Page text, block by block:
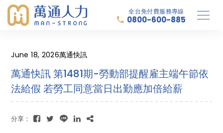
全台免付費服務專線
0800-600-885
June 18, 2026萬通快訊
萬通快訊 第1481期-勞動部提醒雇主端午節依
法給假 若勞工同意當日出勤應加倍給薪
分享：